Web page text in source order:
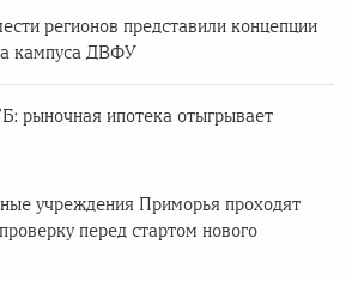
регионов представили концепции
кампуса ДВФУ
рыночная ипотека отыгрывает
учреждения Приморья проходят
перед стартом нового